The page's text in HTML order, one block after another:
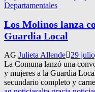
Departamentales
Los Molinos lanza
Guardia Local
AG Julieta Allende 29
La Comuna lanzó una
y mujeres a la Guardia
secundario completo y